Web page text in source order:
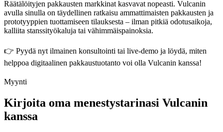
Räätälöityjen pakkausten markkinat kasvavat nopeasti. Vulcanin
avulla sinulla on täydellinen ratkaisu ammattimaisten pakkausten ja
prototyyppien tuottamiseen tilauksesta – ilman pitkiä odotusaikoja,
kalliita stanssityökaluja tai vähimmäispainoksia.
👉 Pyydä nyt ilmainen konsultointi tai live-demo ja löydä, miten
helppoa digitaalinen pakkaustuotanto voi olla Vulcanin kanssa!
Myynti
Kirjoita oma menestystarinasi Vulcanin
kanssa